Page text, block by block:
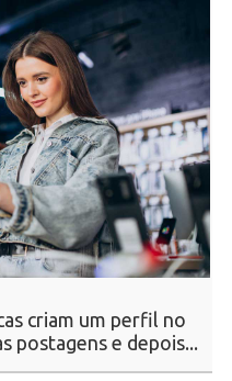
criam um perfil no
postagens e depois...